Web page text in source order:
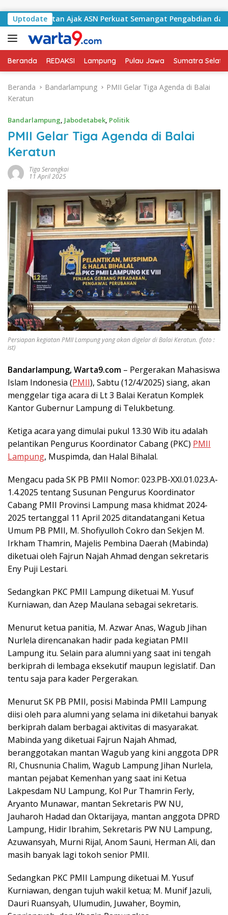
UptodateAjak ASN Perkuat Semangat Pengabdian dan
Beranda REDAKSI Lampung Pulau Jawa Sumatra
Beranda Bandarlampung
PMII Gelar Tiga Agenda di Balai
Keratun
Bandarlampung, Jabodetabek, Politik
PMII Gelar Tiga Agenda di Balai
Keratun
Tiga Serangkai
11 April 2025
Persiapan kegiatan PMII Lampung yang akan digelar di Balai Keratun. (foto :
ist)
Bandarlampung, Warta9.com – Pergerakan Mahasiswa
Islam Indonesia (PMII), Sabtu (12/4/2025) siang, akan
menggelar tiga acara di Lt 3 Balai Keratun Komplek
Kantor Gubernur Lampung di Telukbetung.
Ketiga acara yang dimulai pukul 13.30 Wib itu adalah
pelantikan Pengurus Koordinator Cabang (PKC) PMII
Lampung, Muspimda, dan Halal Bihalal.
Mengacu pada SK PB PMII Nomor: 023.PB-XXI.01.023.A-
1.4.2025 tentang Susunan Pengurus Koordinator
Cabang PMII Provinsi Lampung masa khidmat 2024-
2025 tertanggal 11 April 2025 ditandatangani Ketua
Umum PB PMII, M. Shofiyulloh Cokro dan Sekjen M.
Irkham Thamrin, Majelis Pembina Daerah (Mabinda)
diketuai oleh Fajrun Najah Ahmad dengan sekretaris
Eny Puji Lestari.
Sedangkan PKC PMII Lampung diketuai M. Yusuf
Kurniawan, dan Azep Maulana sebagai sekretaris.
Menurut ketua panitia, M. Azwar Anas, Wagub Jihan
Nurlela direncanakan hadir pada kegiatan PMII
Lampung itu. Selain para alumni yang saat ini tengah
berkiprah di lembaga eksekutif maupun legislatif. Dan
tentu saja para kader Pergerakan.
Menurut SK PB PMII, posisi Mabinda PMII Lampung
diisi oleh para alumni yang selama ini diketahui banyak
berkiprah dalam berbagai aktivitas di masyarakat.
Mabinda yang diketuai Fajrun Najah Ahmad,
beranggotakan mantan Wagub yang kini anggota DPR
RI, Chusnunia Chalim, Wagub Lampung Jihan Nurlela,
mantan pejabat Kemenhan yang saat ini Ketua
Lakpesdam NU Lampung, Kol Pur Thamrin Ferly,
Aryanto Munawar, mantan Sekretaris PW NU,
Jauharoh Hadad dan Oktarijaya, mantan anggota DPRD
Lampung, Hidir Ibrahim, Sekretaris PW NU Lampung,
Azuwansyah, Murni Rijal, Anom Sauni, Herman Ali, dan
masih banyak lagi tokoh senior PMII.
Sedangkan PKC PMII Lampung diketuai M. Yusuf
Kurniawan, dengan tujuh wakil ketua; M. Munif Jazuli,
Dauri Ruansyah, Ulumudin, Juwaher, Boymin,